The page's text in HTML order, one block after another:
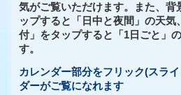
気がご覧いただけます。また、背
ップすると「日中と夜間」の天気
付」をタップすると「1日ごと」
す。
カレンダー部分をフリック(スラ
ダーがご覧になれます